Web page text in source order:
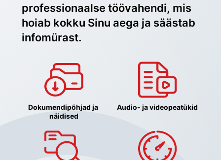
professionaalse töövahendi, mis
hoiab kokku Sinu aega ja säästab
infomürast.
Dokumendipõhjad ja
näidised
Audio- ja videopeatükid